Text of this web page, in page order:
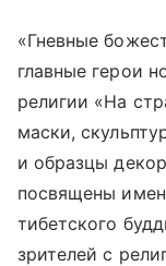
«Гневные
главные герои
религии «На
маски,
и образцы
посвящены
тибетского
зрителей с